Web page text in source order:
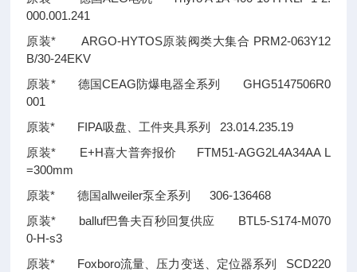
000.001.241
原装* ARGO-HYTOS原装阀类大集合 PRM2-063Y12
B/30-24EKV
原装* 德国CEAG防爆电器全系列 GHG5147506R0
001
原装* FIPA吸盘、工件夹具系列 23.014.235.19
原装* E+H喜大普奔报价 FTM51-AGG2L4A34AA L
=300mm
原装* 德国allweiler泵全系列 306-136468
原装* balluf巴鲁夫百秒回复供应 BTL5-S174-M070
0-H-s3
原装* Foxboro流量、压力变送、定位器系列 SCD220